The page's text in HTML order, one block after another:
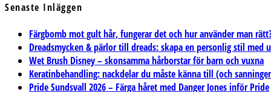
Senaste Inläggen
Färgbomb mot gult hår, fungerar det och hur använder man
Dreadsmycken & pärlor till dreads: skapa en personlig stil med
Wet Brush Disney – skonsamma hårborstar för barn och vuxna
Keratinbehandling: nackdelar du måste känna till (och
Pride Sundsvall 2026 – Färga håret med Danger Jones inför Pride